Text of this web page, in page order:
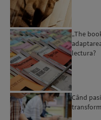
„The
lectura?
Când